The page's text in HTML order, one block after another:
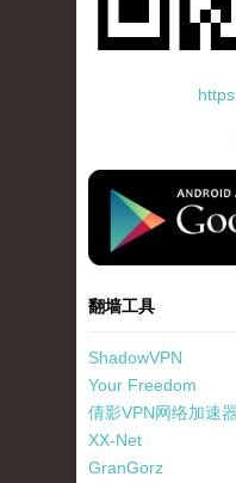
standard-icon-
翻墙工具
ShadowVPN
Your Freedom
倩影VPN网络加速器
XX-Net
GranGorz